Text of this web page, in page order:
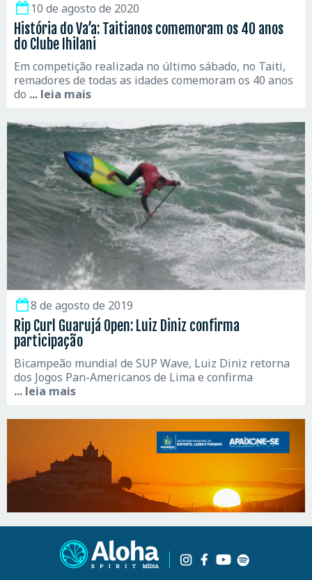
10 de agosto de 2020
História do Va’a: Taitianos comemoram os 40 anos
do Clube Ihilani
Em competição realizada no último sábado, no Taiti,
remadores de todas as idades comemoram os 40 anos
do ... leia mais
8 de agosto de 2019
Rip Curl Guarujá Open: Luiz Diniz confirma
participação
Bicampeão mundial de SUP Wave, Luiz Diniz retorna
dos Jogos Pan-Americanos de Lima e confirma
... leia mais